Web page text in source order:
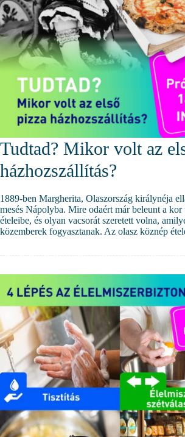
Tudtad? Mikor volt az
házhozszállítás?
1889-ben Margherita, Olaszország királynéja
mesés Nápolyba. Mire odaért már beleunt a kor
ételeibe, és olyan vacsorát szeretett volna,
közemberek fogyasztanak. Az olasz köznép